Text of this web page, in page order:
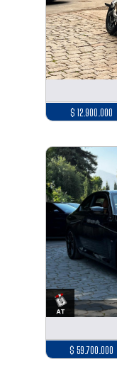
$ 12.900.000
$ 59.700.000